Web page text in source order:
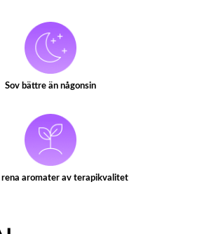
Sov bättre än någonsin
rena aromater av terapikvalitet